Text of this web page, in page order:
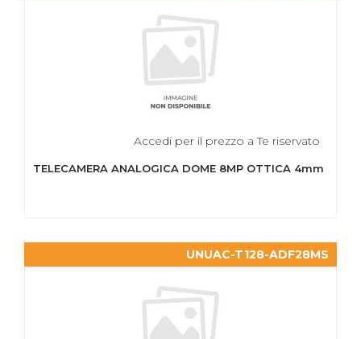
Accedi per il prezzo a Te riservato
TELECAMERA ANALOGICA DOME 8MP OTTICA 4mm
UNUAC-T128-ADF28MS